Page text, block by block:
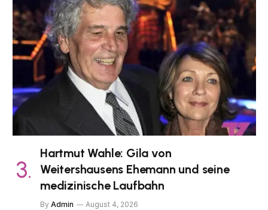
Hartmut Wahle: Gila von
Weitershausens Ehemann und seine
medizinische Laufbahn
By Admin August 4, 2026